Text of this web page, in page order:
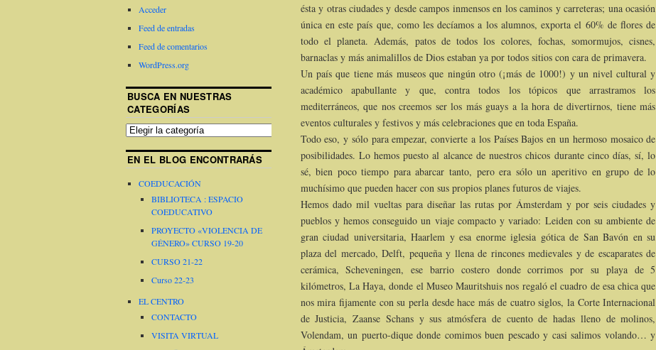
ésta y otras ciudades y desde campos inmensos en los caminos y carreteras; una ocasión
única en este país que, como les decíamos a los alumnos, exporta el 60% de flores de
todo el planeta. Además, patos de todos los colores, fochas, somormujos, cisnes,
barnaclas y más animalillos de Dios estaban ya por todos sitios con cara de primavera.
Un país que tiene más museos que ningún otro (¡más de 1000!) y un nivel cultural y
académico apabullante y que, contra todos los tópicos que arrastramos los
mediterráneos, que nos creemos ser los más guays a la hora de divertirnos, tiene más
eventos culturales y festivos y más celebraciones que en toda España.
Todo eso, y sólo para empezar, convierte a los Países Bajos en un hermoso mosaico de
posibilidades. Lo hemos puesto al alcance de nuestros chicos durante cinco días, sí, lo
sé, bien poco tiempo para abarcar tanto, pero era sólo un aperitivo en grupo de lo
muchísimo que pueden hacer con sus propios planes futuros de viajes.
Hemos dado mil vueltas para diseñar las rutas por Ámsterdam y por seis ciudades y
pueblos y hemos conseguido un viaje compacto y variado: Leiden con su ambiente de
gran ciudad universitaria, Haarlem y esa enorme iglesia gótica de San Bavón en su
plaza del mercado, Delft, pequeña y llena de rincones medievales y de escaparates de
cerámica, Scheveningen, ese barrio costero donde corrimos por su playa de 5
kilómetros, La Haya, donde el Museo Mauritshuis nos regaló el cuadro de esa chica que
nos mira fijamente con su perla desde hace más de cuatro siglos, la Corte Internacional
de Justicia, Zaanse Schans y sus atmósfera de cuento de hadas lleno de molinos,
Volendam, un puerto-dique donde comimos buen pescado y casi salimos volando… y
Acceder
Feed de entradas
Feed de comentarios
WordPress.org
BUSCA EN NUESTRAS
CATEGORÍAS
EN EL BLOG ENCONTRARÁS
COEDUCACIÓN
BIBLIOTECA : ESPACIO
COEDUCATIVO
PROYECTO «VIOLENCIA DE
GÉNERO» CURSO 19-20
CURSO 21-22
Curso 22-23
EL CENTRO
CONTACTO
VISITA VIRTUAL